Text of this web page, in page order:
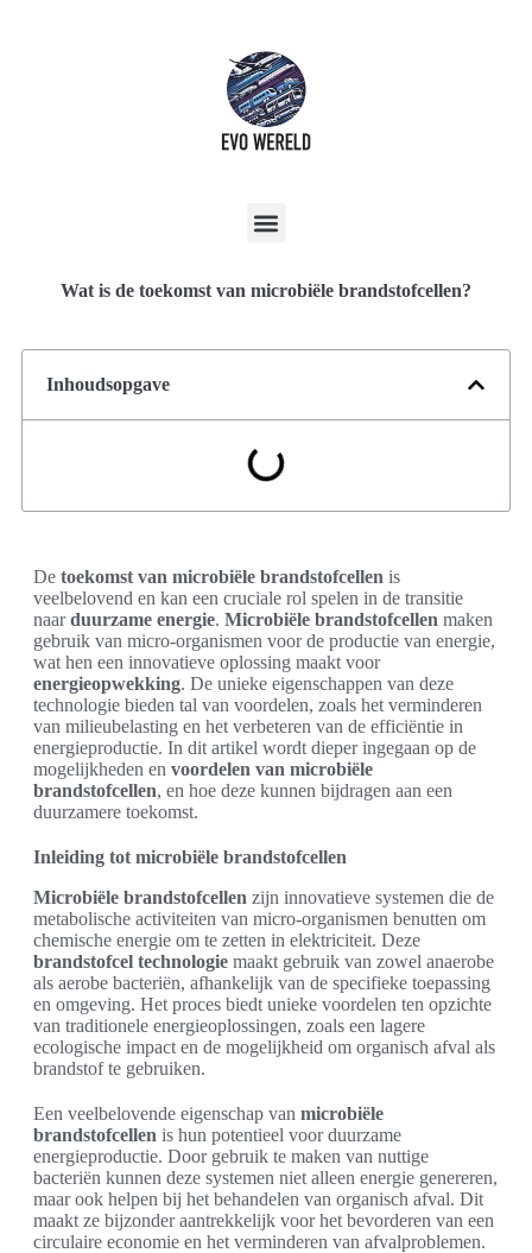
Wat is de toekomst van microbiële brandstofcellen?
Inhoudsopgave
De toekomst van microbiële brandstofcellen is
veelbelovend en kan een cruciale rol spelen in de transitie
naarduurzame energie. Microbiële brandstofcellen maken
gebruik van micro-organismen voor de productie van energie,
wat hen een innovatieve oplossing maakt voor
energieopwekking. De unieke eigenschappen van deze
technologie bieden tal van voordelen, zoals het verminderen
van milieubelasting en het verbeteren van de efficiëntie in
energieproductie. In dit artikel wordt dieper ingegaan op de
mogelijkheden en voordelen van microbiële
brandstofcellen, en hoe deze kunnen bijdragen aan een
duurzamere toekomst.
Inleiding tot microbiële brandstofcellen
Microbiële brandstofcellen zijn innovatieve systemen die de
metabolische activiteiten van micro-organismen benutten om
chemische energie om te zetten in elektriciteit. Deze
brandstofcel technologie maakt gebruik van zowel anaerobe
als aerobe bacteriën, afhankelijk van de specifieke toepassing
en omgeving. Het proces biedt unieke voordelen ten opzichte
van traditionele energieoplossingen, zoals een lagere
ecologische impact en de mogelijkheid om organisch afval als
brandstof te gebruiken.
Een veelbelovende eigenschap van microbiële
brandstofcellen is hun potentieel voor duurzame
energieproductie. Door gebruik te maken van nuttige
bacteriën kunnen deze systemen niet alleen energie genereren,
maar ook helpen bij het behandelen van organisch afval. Dit
maakt ze bijzonder aantrekkelijk voor het bevorderen van een
circulaire economie en het verminderen van afvalproblemen.